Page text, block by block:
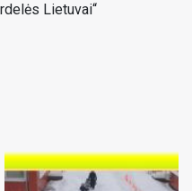
Lietuvai“